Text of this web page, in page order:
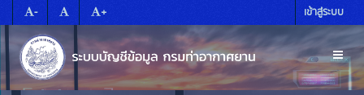
to
content
- + เข้าสู่ระบบ